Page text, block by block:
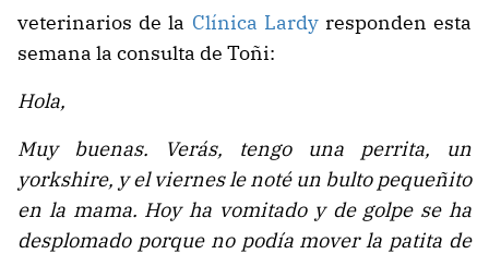
veterinarios de la Clínica Lardyresponden esta
semana la consulta de Toñi:
Hola,
Muy buenas. Verás, tengo una perrita, un
yorkshire, y el viernes le noté un bulto pequeñito
en la mama. Hoy ha vomitado y de golpe se ha
desplomado porque no podía mover la patita de